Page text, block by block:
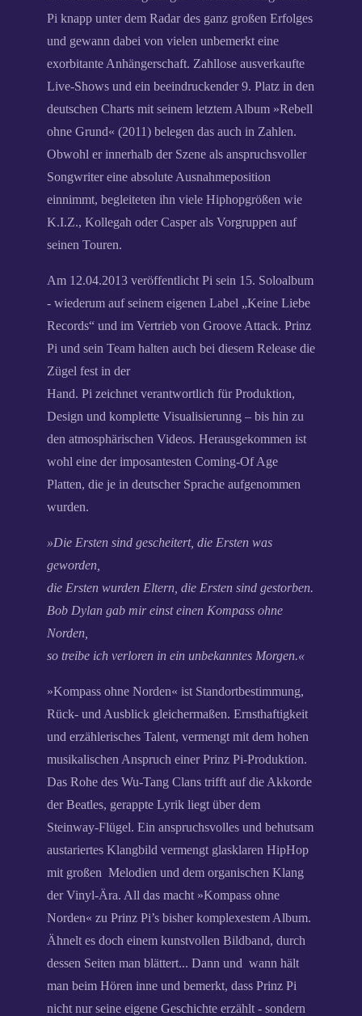
Pi knapp unter dem Radar des ganz großen Erfolges
und gewann dabei von vielen unbemerkt eine
exorbitante Anhängerschaft. Zahllose ausverkaufte
Live-Shows und ein beeindruckender 9. Platz in den
deutschen Charts mit seinem letztem Album »Rebell
ohne Grund« (2011) belegen das auch in Zahlen.
Obwohl er innerhalb der Szene als anspruchsvoller
Songwriter eine absolute Ausnahmeposition
einnimmt, begleiteten ihn viele Hiphopgrößen wie
K.I.Z., Kollegah oder Casper als Vorgruppen auf
seinen Touren.
Am 12.04.2013 veröffentlicht Pi sein 15. Soloalbum
- wiederum auf seinem eigenen Label „Keine Liebe
Records“ und im Vertrieb von Groove Attack. Prinz
Pi und sein Team halten auch bei diesem Release die
Zügel fest in der
Hand. Pi zeichnet verantwortlich für Produktion,
Design und komplette Visualisierunng – bis hin zu
den atmosphärischen Videos. Herausgekommen ist
wohl eine der imposantesten Coming-Of Age
Platten, die je in deutscher Sprache aufgenommen
wurden.
»Die Ersten sind gescheitert, die Ersten was
geworden,
die Ersten wurden Eltern, die Ersten sind gestorben.
Bob Dylan gab mir einst einen Kompass ohne
Norden,
so treibe ich verloren in ein unbekanntes Morgen.«
»Kompass ohne Norden« ist Standortbestimmung,
Rück- und Ausblick gleichermaßen. Ernsthaftigkeit
und erzählerisches Talent, vermengt mit dem hohen
musikalischen Anspruch einer Prinz Pi-Produktion.
Das Rohe des Wu-Tang Clans trifft auf die Akkorde
der Beatles, gerappte Lyrik liegt über dem
Steinway-Flügel. Ein anspruchsvolles und behutsam
austariertes Klangbild vermengt glasklaren HipHop
mit großen Melodien und dem organischen Klang
der Vinyl-Ära. All das macht »Kompass ohne
Norden« zu Prinz Pi’s bisher komplexestem Album.
Ähnelt es doch einem kunstvollen Bildband, durch
dessen Seiten man blättert... Dann und wann hält
man beim Hören inne und bemerkt, dass Prinz Pi
nicht nur seine eigene Geschichte erzählt - sondern